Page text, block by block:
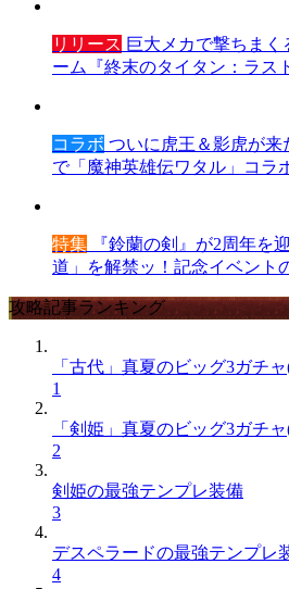
リリース 巨大メカで撃ちま
ーム『終末のタイタン：ラス
コラボ ついに虎王＆影虎が来
で「魔神英雄伝ワタル」コラ
特集 『鈴蘭の剣』が2周年を
道」を解禁ッ！記念イベント
攻略記事ランキング
「古代」真夏のビッグ3ガチ
1
「剣姫」真夏のビッグ3ガチ
2
剣姫の最強テンプレ装備
3
デスペラードの最強テンプレ
4